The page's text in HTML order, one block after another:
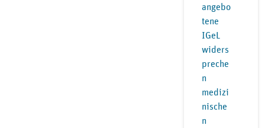
angebo
tene
IGeL
widers
preche
n
medizi
nische
n